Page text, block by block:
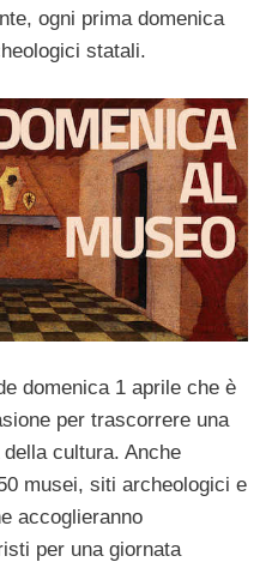
ogni prima domenica
statali.
domenica 1 aprile che è
per trascorrere una
della cultura. Anche
musei, siti archeologici e
accoglieranno
per una giornata